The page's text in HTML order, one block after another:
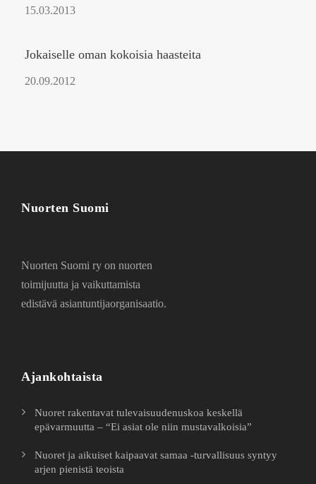
15.03.2013
Jokaiselle oman kokoisia haasteita
20.09.2012
Nuorten Suomi
Nuorten Suomi ry on nuorten
toimijuutta ja vaikuttamista
edistävä asiantuntijaorganisaatio.
Ajankohtaista
Nuoret rakentavat tulevaisuudenuskoa keskellä
epävarmuutta – “Ei asiat ole niin mustavalkoisia”
Nuoret ja aikuiset kaipaavat samaa -turvallisuus syntyy
arjen pienistä teoista